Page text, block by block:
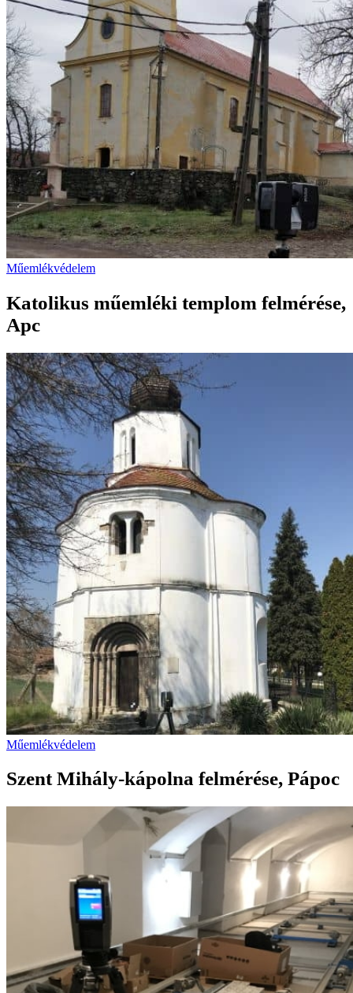
Műemlékvédelem
Katolikus műemléki templom felmérése,
Apc
Műemlékvédelem
Szent Mihály-kápolna felmérése, Pápoc